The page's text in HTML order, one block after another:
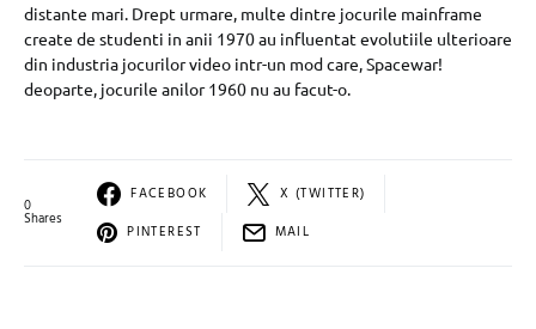
distante mari. Drept urmare, multe dintre jocurile mainframe
create de studenti in anii 1970 au influentat evolutiile ulterioare
din industria jocurilor video intr-un mod care, Spacewar!
deoparte, jocurile anilor 1960 nu au facut-o.
0
Shares
FACEBOOK
X (TWITTER)
PINTEREST
MAIL